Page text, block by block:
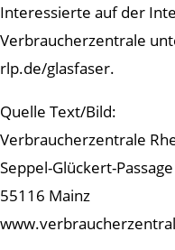
Interessierte auf der
Verbraucherzentrale
rlp.de/glasfaser.
Quelle Text/Bild:
Verbraucherzentrale
Seppel-Glückert-
55116 Mainz